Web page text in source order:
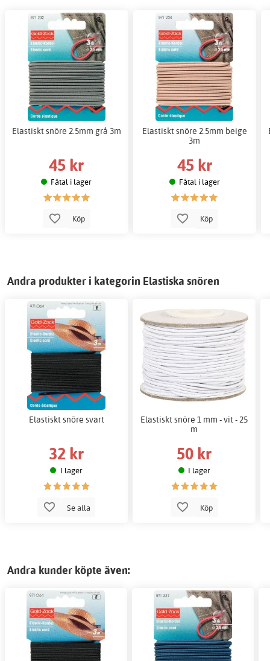
Elastiskt snöre 2.5mm grå 3m
45 kr
Fåtal i lager
Köp
Elastiskt snöre 2.5mm beige
3m
45 kr
Fåtal i lager
Köp
Andra produkter i kategorin Elastiska snören
Elastiskt snöre svart
32 kr
I lager
Se alla
Elastiskt snöre 1 mm - vit - 25
m
50 kr
I lager
Köp
Andra kunder köpte även: